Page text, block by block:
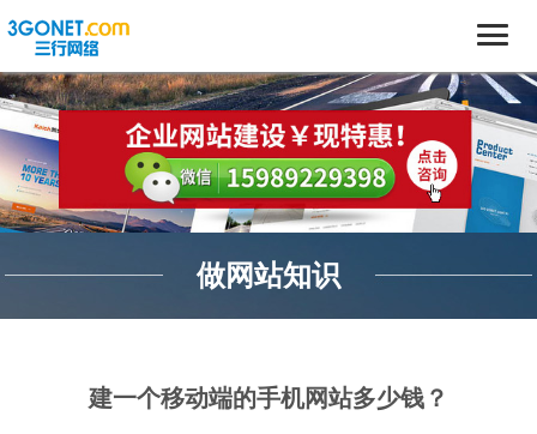
做网站知识
建一个移动端的手机网站多少钱？